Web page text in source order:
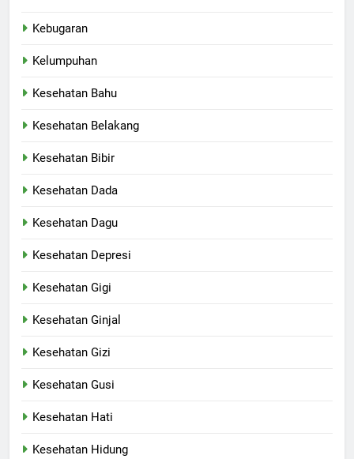
Kebugaran
Kelumpuhan
Kesehatan Bahu
Kesehatan Belakang
Kesehatan Bibir
Kesehatan Dada
Kesehatan Dagu
Kesehatan Depresi
Kesehatan Gigi
Kesehatan Ginjal
Kesehatan Gizi
Kesehatan Gusi
Kesehatan Hati
Kesehatan Hidung